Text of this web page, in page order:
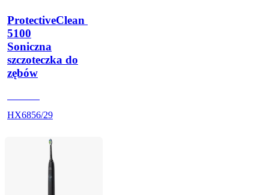
ProtectiveClean
5100
Soniczna
szczoteczka do
zębów
HX6856/29